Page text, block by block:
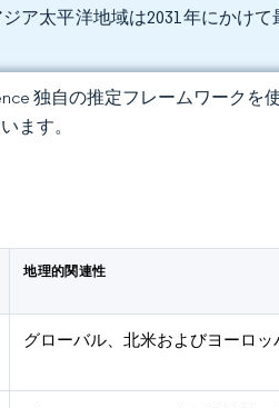
ア太平洋地域は2031年にかけて
独自の推定フレームワークを
ます。
地理的関連性
グローバル、北米およびヨーロッ